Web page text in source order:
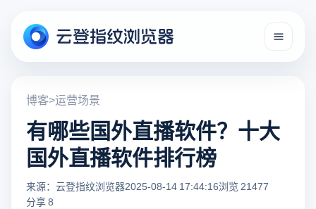
博客>运营场景
有哪些国外直播软件？十大
国外直播软件排行榜
来源：云登指纹浏览器2025-08-14 17:44:16浏览 21477
分享 8